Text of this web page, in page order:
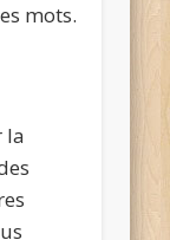
mots.
la